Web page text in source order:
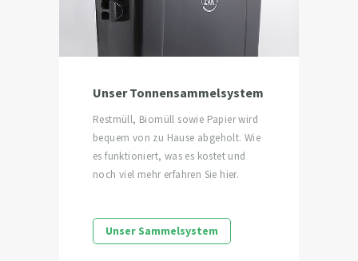
Unser Tonnensammelsystem
Restmüll, Biomüll sowie Papier wird
bequem von zu Hause abgeholt. Wie
es funktioniert, was es kostet und
noch viel mehr erfahren Sie hier.
Unser Sammelsystem